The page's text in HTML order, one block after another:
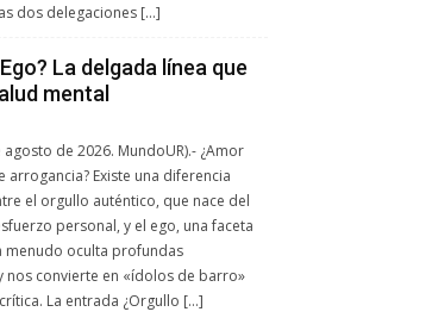
dos delegaciones […]
La delgada línea que
mental
agosto de 2026. MundoUR).- ¿Amor
Existe una diferencia
el orgullo auténtico, que nace del
personal, y el ego, una faceta
menudo oculta profundas
nos convierte en «ídolos de barro»
La entrada ¿Orgullo […]